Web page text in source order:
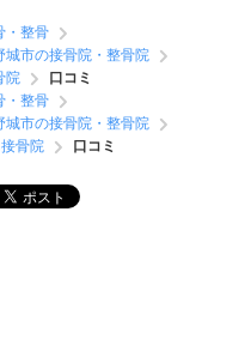
・整骨
城市の接骨院・整骨院
院
口コミ
・整骨
城市の接骨院・整骨院
骨院 口コミ